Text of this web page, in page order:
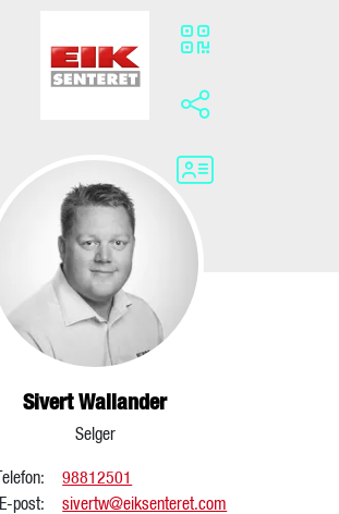
Sivert Wallander
Selger
Telefon:
98812501
E-post:
sivertw@eiksenteret.com